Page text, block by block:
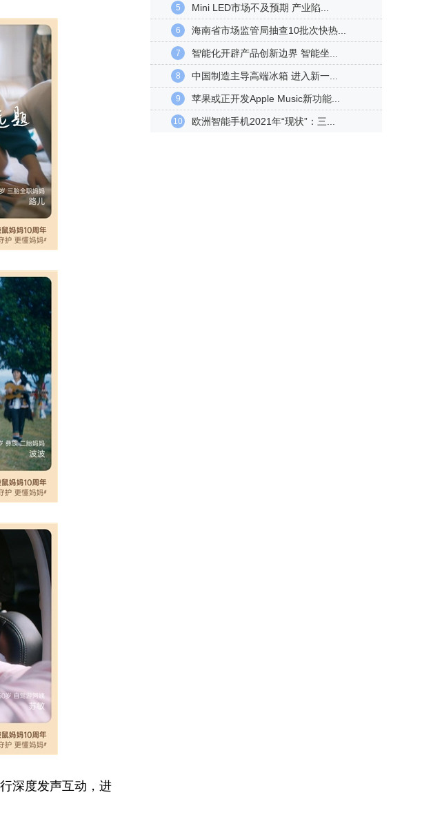
深度发声互动，进
5 Mini LED市场不及预期 产业陷...
6 海南省市场监管局抽查10批次快热...
7 智能化开辟产品创新边界 智能坐...
8 中国制造主导高端冰箱 进入新一...
9 苹果或正开发Apple Music新功能...
10 欧洲智能手机2021年“现状”：三...